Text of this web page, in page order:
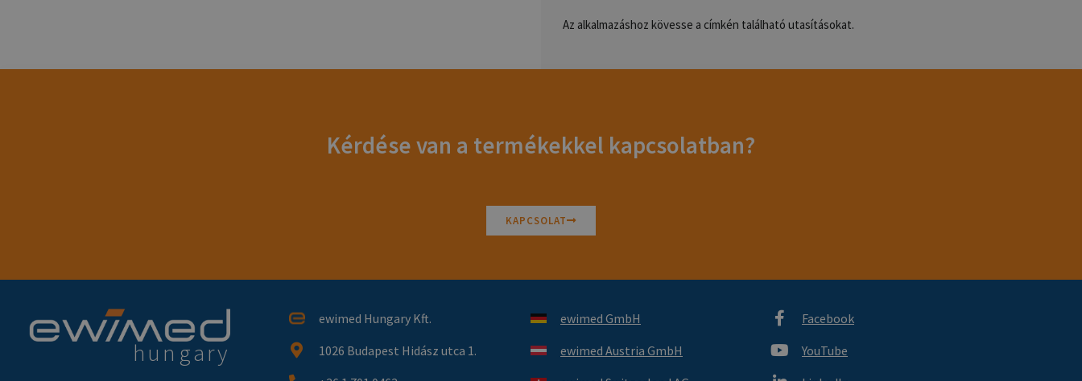
Az alkalmazáshoz kövesse a címkén található utasításokat.
Kérdése van a termékekkel kapcsolatban?
KAPCSOLAT
hungary
ewimed Hungary Kft.
1026 Budapest Hidász utca 1.
ewimed GmbH
ewimed Austria GmbH
Facebook
YouTube